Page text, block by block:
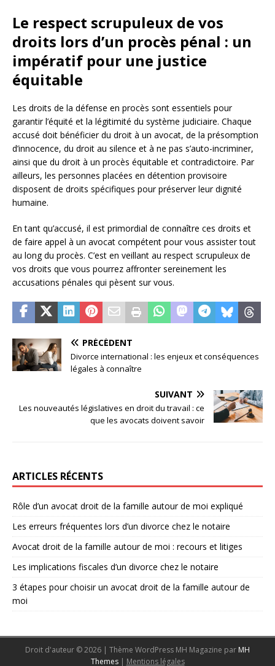
Le respect scrupuleux de vos
droits lors d’un procès pénal : un
impératif pour une justice
équitable
Les droits de la défense en procès sont essentiels pour
garantir l’équité et la légitimité du système judiciaire. Chaque
accusé doit bénéficier du droit à un avocat, de la présomption
d’innocence, du droit au silence et à ne pas s’auto-incriminer,
ainsi que du droit à un procès équitable et contradictoire. Par
ailleurs, les personnes placées en détention provisoire
disposent de droits spécifiques pour préserver leur dignité
humaine.
En tant qu’accusé, il est primordial de connaître ces droits et
de faire appel à un avocat compétent pour vous assister tout
au long du procès. C’est en veillant au respect scrupuleux de
vos droits que vous pourrez affronter sereinement les
accusations pénales qui pèsent sur vous.
PRÉCÉDENT
Divorce international : les enjeux et conséquences
légales à connaître
SUIVANT
Les nouveautés législatives en droit du travail : ce
que les avocats doivent savoir
ARTICLES RÉCENTS
Rôle d’un avocat droit de la famille autour de moi expliqué
Les erreurs fréquentes lors d’un divorce chez le notaire
Avocat droit de la famille autour de moi : recours et litiges
Les implications fiscales d’un divorce chez le notaire
3 étapes pour choisir un avocat droit de la famille autour de
moi
Droit d'auteur © 2026 | Thème WordPress MH Magazine par MH
Themes | Mentions légales